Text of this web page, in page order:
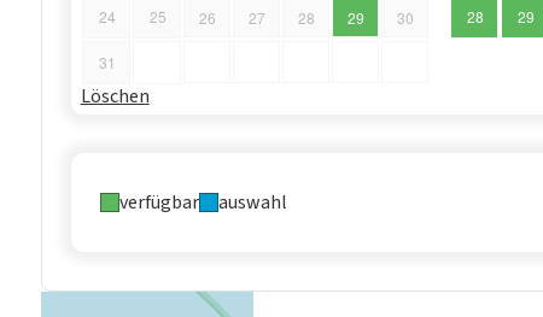
24 25 26 27 28 29 30
31
28 29
Löschen
verfügbar auswahl